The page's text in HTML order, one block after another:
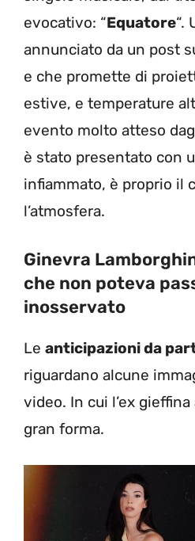
evocativo: “Equatore“.
annunciato da un post
e che promette di
estive, e temperature
evento molto atteso
è stato presentato con
infiammato, è proprio il
l’atmosfera.
Ginevra
che non poteva
inosservato
Le anticipazioni da
riguardano alcune
video. In cui l’ex
gran forma.